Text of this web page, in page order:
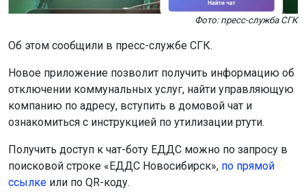
Фото: пресс-служба СГК
Об этом сообщили в пресс-службе СГК.
Новое приложение позволит получить информацию об
отключении коммунальных услуг, найти управляющую
компанию по адресу, вступить в домовой чат и
ознакомиться с инструкцией по утилизации ртути.
Получить доступ к чат-боту ЕДДС можно по запросу в
поисковой строке «ЕДДС Новосибирск», по прямой
ссылке или по QR-коду.